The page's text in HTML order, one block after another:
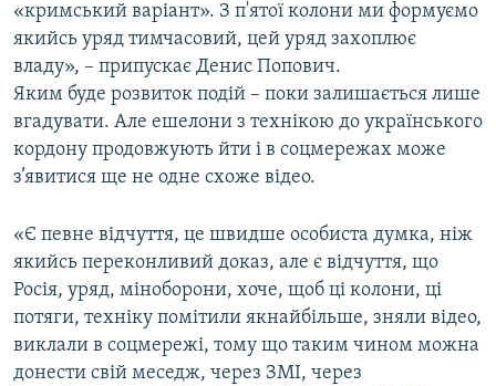
«кримський варіант». З п'ятої колони ми формуємо
якийсь уряд тимчасовий, цей уряд захоплює
владу», – припускає Денис Попович.
Яким буде розвиток подій – поки залишається лише
вгадувати. Але ешелони з технікою до українського
кордону продовжують йти і в соцмережах може
з’явитися ще не одне схоже відео.
«Є певне відчуття, це швидше особиста думка, ніж
якийсь переконливий доказ, але є відчуття, що
Росія, уряд, міноборони, хоче, щоб ці колони, ці
потяги, техніку помітили якнайбільше, зняли відео,
виклали в соцмережі, тому що таким чином можна
донести свій меседж, через ЗМІ, через